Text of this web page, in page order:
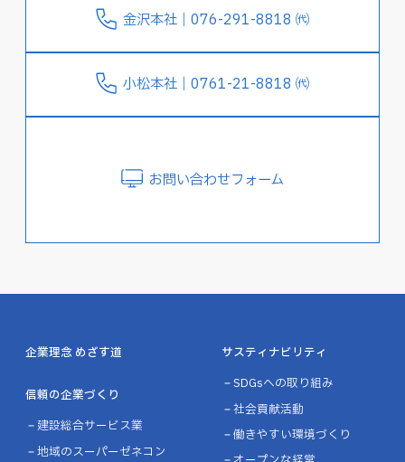
金沢本社｜076-291-8818 ㈹
小松本社｜0761-21-8818 ㈹
お問い合わせフォーム
企業理念 めざす道
信頼の企業づくり
建設総合サービス業
地域のスーパーゼネコン
サスティナビリティ
SDGsへの取り組み
社会貢献活動
働きやすい環境づくり